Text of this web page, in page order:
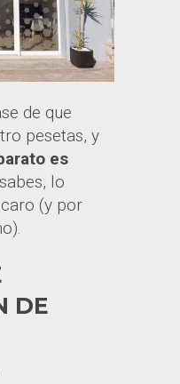
de que
pesetas, y
es
lo
(y por
DE